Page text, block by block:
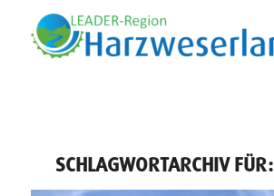
SCHLAGWORTARCHIV FÜR: